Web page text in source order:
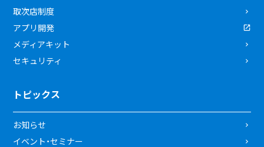
取次店制度
アプリ開発
メディアキット
セキュリティ
トピックス
お知らせ
イベント・セミナー